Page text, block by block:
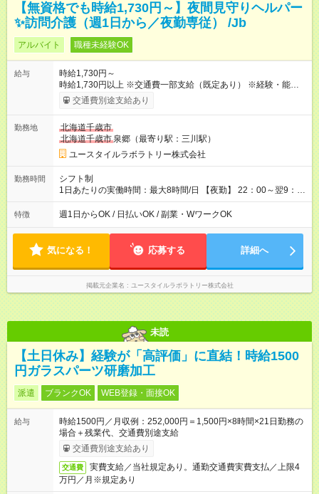
【無資格でも時給1,730円～】夜間見守りヘルパー
✨訪問介護（週1日から／夜勤専従） /Jb
アルバイト 職種未経験OK
給与
時給1,730円～
時給1,730円以上 ※交通費一部支給（既定あり） ※経験・能力を
考慮して決定します 【収入例】 週1回勤務の場合：1,730円×8時
間×4回=5万5,360円 週3回勤務の場合：1,730円×8時間×12回
月 ※ 雇用形態と給与に、本採用時と異なる部分があります。 雇
用形態：本採用時と同じです。 給与：時給 1,510円以上
交通費別途支給あり
勤務地
北海道千歳市
北海道千歳市 泉郷（最寄り駅：三川駅）
ユースタイルラボラトリー株式会社
勤務時間
シフト制
1日あたりの実働時間：最大8時間/日 【夜勤】 22：00～翌9：
00 ※週1日～OK ／ 夜勤専従 ＊＊ 勤務時間例 ＊＊ ■22時か
ら翌7時 ■23時から翌8時 ■24時から翌9時 など ※上記の時間
ます。 ※曜日固定（毎週同じ曜日での勤務となります）
特徴 週1日からOK / 日払いOK / 副業・WワークOK
気になる！ 応募する 詳細へ
掲載元企業名 ユースタイルラボラトリー株式会社
未読
【土日休み】経験が「高評価」に直結！時給1500
円ガラスパーツ研磨加工
派遣 ブランクOK WEB登録・面接OK
給与
時給1500円／月収例：252,000円＝1,500円×8時間×21日勤務の
場合＋残業代、交通費別途支給
交通費別途支給あり
交通費
実費支給／当社規定あり。通勤交通費実費支払／上限4
万円／月※規定あり